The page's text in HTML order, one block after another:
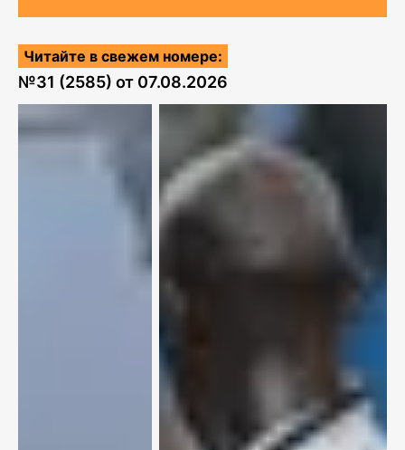
Читайте в свежем номере:
№31 (2585) от 07.08.2026